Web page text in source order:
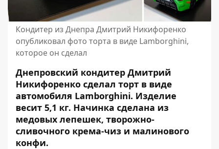
Кондитер из Днепра Дмитрий Никифоренко
опубликовал фото торта в виде Lamborghini,
которое он сделал
Днепровский кондитер Дмитрий
Никифоренко сделал торт в виде
автомобиля Lamborghini. Изделие
весит 5,1 кг. Начинка сделана из
медовых лепешек, творожно-
сливочного крема-чиз и малинового
конфи.